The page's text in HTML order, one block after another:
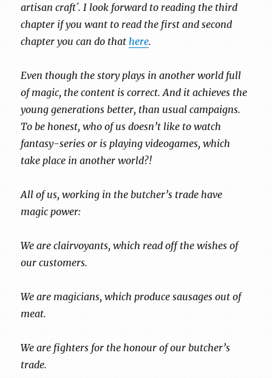
artisan craft´. I look forward to reading the third
chapter if you want to read the first and second
chapter you can do that here.
Even though the story plays in another world full
of magic, the content is correct. And it achieves the
young generations better, than usual campaigns.
To be honest, who of us doesn’t like to watch
fantasy-series or is playing videogames, which
take place in another world?!
All of us, working in the butcher’s trade have
magic power:
We are clairvoyants, which read off the wishes of
our customers.
We are magicians, which produce sausages out of
meat.
We are fighters for the honour of our butcher’s
trade.